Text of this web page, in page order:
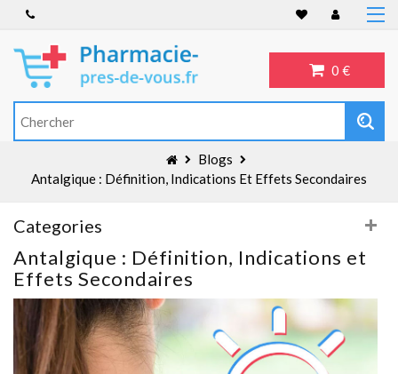
0 €
Accueil
Anti-inflammatoire
Troubles de l'érection
Antidépresseurs
Blog
Blogs
Antalgique : Définition, Indications Et Effets Secondaires
Categories
Antalgique : Définition, Indications et
Effets Secondaires